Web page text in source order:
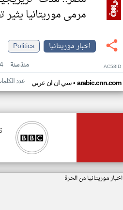
مرمى موريتانيا يثير
اخبار موريتانيا
Politics
منذ سنة AC58ID
سي ان ان عربي• arabic.cnn.com عدد الكلمات: ١٠٩
اخبار موريتانيا من الحرة